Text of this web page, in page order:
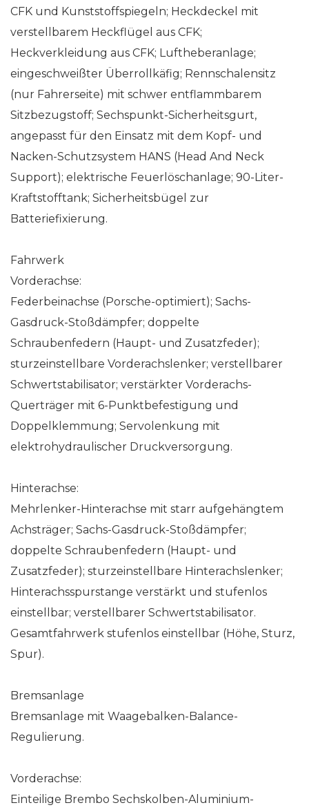
CFK und Kunststoffspiegeln; Heckdeckel mit
verstellbarem Heckflügel aus CFK;
Heckverkleidung aus CFK; Luftheberanlage;
eingeschweißter Überrollkäfig; Rennschalensitz
(nur Fahrerseite) mit schwer entflammbarem
Sitzbezugstoff; Sechspunkt-Sicherheitsgurt,
angepasst für den Einsatz mit dem Kopf- und
Nacken-Schutzsystem HANS (Head And Neck
Support); elektrische Feuerlöschanlage; 90-Liter-
Kraftstofftank; Sicherheitsbügel zur
Batteriefixierung.
Fahrwerk
Vorderachse:
Federbeinachse (Porsche-optimiert); Sachs-
Gasdruck-Stoßdämpfer; doppelte
Schraubenfedern (Haupt- und Zusatzfeder);
sturzeinstellbare Vorderachslenker; verstellbarer
Schwertstabilisator; verstärkter Vorderachs-
Querträger mit 6-Punktbefestigung und
Doppelklemmung; Servolenkung mit
elektrohydraulischer Druckversorgung.
Hinterachse:
Mehrlenker-Hinterachse mit starr aufgehängtem
Achsträger; Sachs-Gasdruck-Stoßdämpfer;
doppelte Schraubenfedern (Haupt- und
Zusatzfeder); sturzeinstellbare Hinterachslenker;
Hinterachsspurstange verstärkt und stufenlos
einstellbar; verstellbarer Schwertstabilisator.
Gesamtfahrwerk stufenlos einstellbar (Höhe, Sturz,
Spur).
Bremsanlage
Bremsanlage mit Waagebalken-Balance-
Regulierung.
Vorderachse:
Einteilige Brembo Sechskolben-Aluminium-